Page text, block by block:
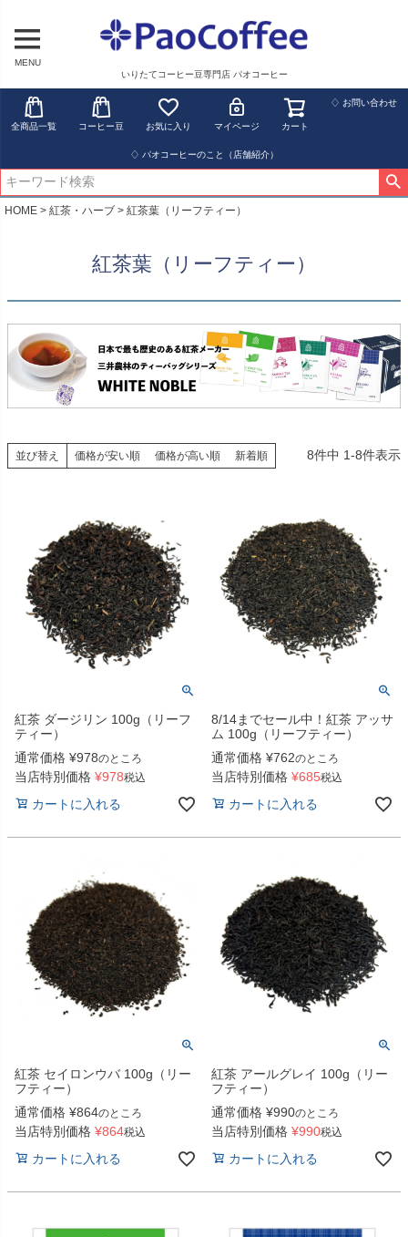
MENU
いりたてコーヒー豆専門店 パオコーヒー
全商品一覧 コーヒー豆 お気に入り マイページ カート
♢ お問い合わせ
♢ パオコーヒーのこと（店舗紹介）
HOME 紅茶・ハーブ 紅茶葉（リーフティー）
紅茶葉（リーフティー）
並び替え 価格が安い順 価格が高い順 新着順 8件中 1-8件表示
紅茶 ダージリン 100g（リーフ
ティー）
通常価格 ¥978のところ
当店特別価格 ¥978税込
カートに入れる
8/14までセール中！紅茶 アッサ
ム 100g（リーフティー）
通常価格 ¥762のところ
当店特別価格 ¥685税込
カートに入れる
紅茶 セイロンウバ 100g（リー
フティー）
通常価格 ¥864のところ
当店特別価格 ¥864税込
カートに入れる
紅茶 アールグレイ 100g（リー
フティー）
通常価格 ¥990のところ
当店特別価格 ¥990税込
カートに入れる